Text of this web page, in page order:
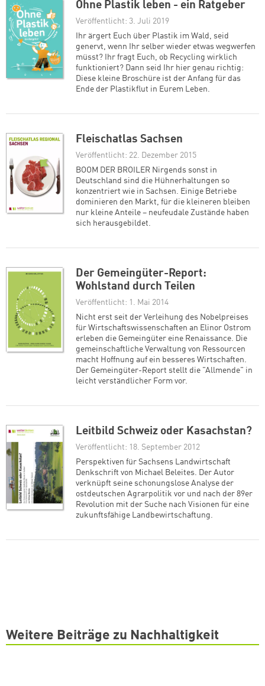
Ohne Plastik leben - ein Ratgeber
Veröffentlicht: 3. Juli 2019
Ihr ärgert Euch über Plastik im Wald, seid
genervt, wenn Ihr selber wieder etwas wegwerfen
müsst? Ihr fragt Euch, ob Recycling wirklich
funktioniert? Dann seid Ihr hier genau richtig:
Diese kleine Broschüre ist der Anfang für das
Ende der Plastikflut in Eurem Leben.
Fleischatlas Sachsen
Veröffentlicht: 22. Dezember 2015
BOOM DER BROILER Nirgends sonst in
Deutschland sind die Hühnerhaltungen so
konzentriert wie in Sachsen. Einige Betriebe
dominieren den Markt, für die kleineren bleiben
nur kleine Anteile – neufeudale Zustände haben
sich herausgebildet.
Der Gemeingüter-Report:
Wohlstand durch Teilen
Veröffentlicht: 1. Mai 2014
Nicht erst seit der Verleihung des Nobelpreises
für Wirtschaftswissenschaften an Elinor Ostrom
erleben die Gemeingüter eine Renaissance. Die
gemeinschaftliche Verwaltung von Ressourcen
macht Hoffnung auf ein besseres Wirtschaften.
Der Gemeingüter-Report stellt die "Allmende" in
leicht verständlicher Form vor.
Leitbild Schweiz oder Kasachstan?
Veröffentlicht: 18. September 2012
Perspektiven für Sachsens Landwirtschaft
Denkschrift von Michael Beleites. Der Autor
verknüpft seine schonungslose Analyse der
ostdeutschen Agrarpolitik vor und nach der 89er
Revolution mit der Suche nach Visionen für eine
zukunftsfähige Landbewirtschaftung.
Weitere Beiträge zu Nachhaltigkeit
Zum Warenkorb
weiter lesen Zum Warenkorb